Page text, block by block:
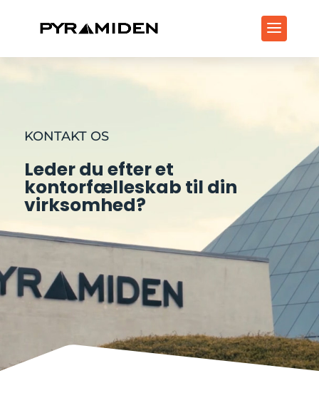
KONTAKT OS
Leder du efter et
kontorfælleskab til din
virksomhed?